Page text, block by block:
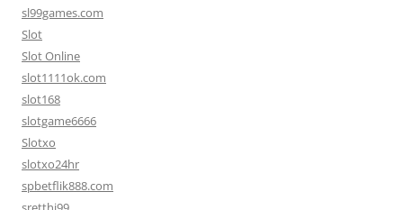
sl99games.com
Slot
Slot Online
slot1111ok.com
slot168
slotgame6666
Slotxo
slotxo24hr
spbetflik888.com